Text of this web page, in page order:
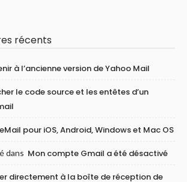
récents
à l’ancienne version de Yahoo Mail
le code source et les entêtes d’un
pour iOS, Android, Windows et Mac OS
dans Mon compte Gmail a été désactivé
directement à la boîte de réception de